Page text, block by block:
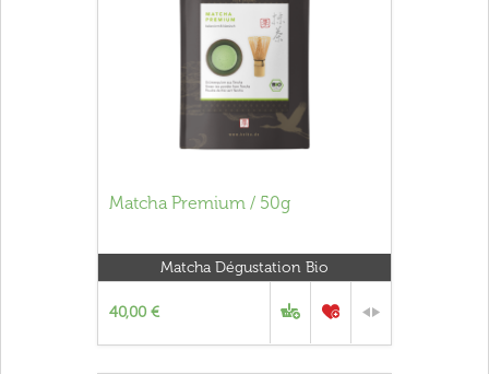
Matcha Premium / 50g
Matcha Dégustation Bio
40,00 €